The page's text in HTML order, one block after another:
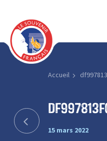
Accueil
15 mars 2022